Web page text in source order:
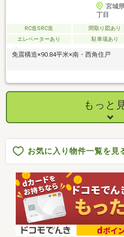
宮城
丁目
RC造SRC造 間取り図あり
エレベーターあり
駐車場あり
免震構造×90.84平米×南・西角住戸
もっと
お気に入り物件一覧を見